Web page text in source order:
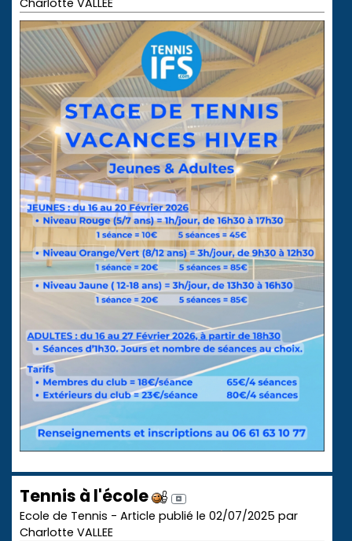
Charlotte VALLEE
Tennis à l'école
Ecole de Tennis - Article publié le 02/07/2025 par
Charlotte VALLEE